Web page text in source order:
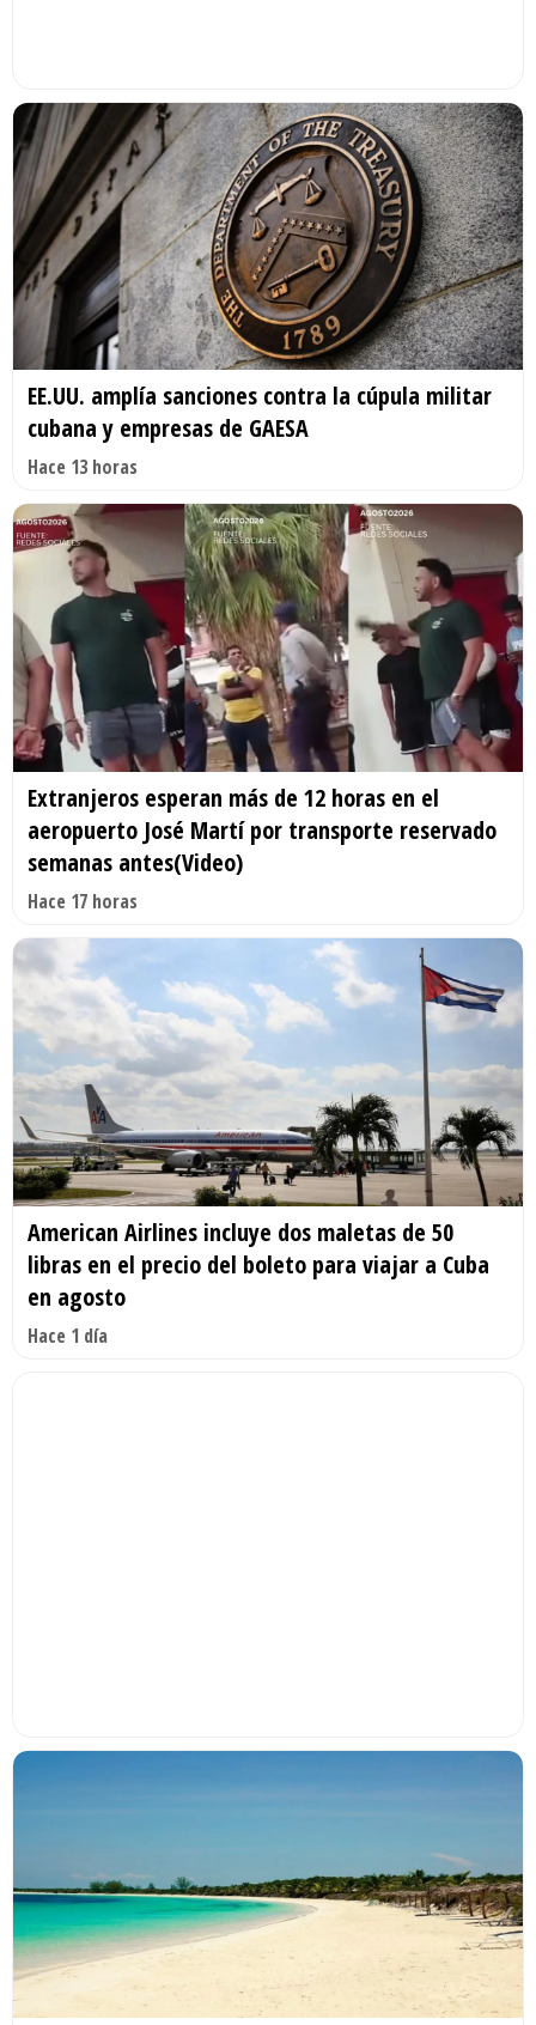
EE.UU. amplía sanciones contra la cúpula militar
cubana y empresas de GAESA
Hace 13 horas
Extranjeros esperan más de 12 horas en el
aeropuerto José Martí por transporte reservado
semanas antes(Video)
Hace 17 horas
American Airlines incluye dos maletas de 50
libras en el precio del boleto para viajar a Cuba
en agosto
Hace 1 día